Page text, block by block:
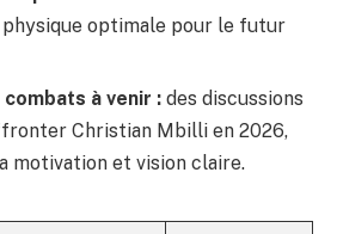
optimale pour le futur
à venir : des discussions
Christian Mbilli en 2026,
motivation et vision claire.